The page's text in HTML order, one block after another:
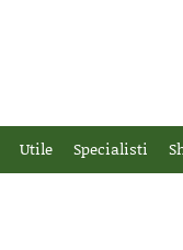
Utile Specialisti